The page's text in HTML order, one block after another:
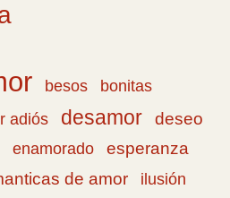
besos
bonitas
adiós desamor deseo
enamorado esperanza
de amor
ilusión